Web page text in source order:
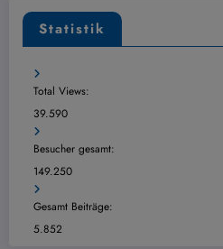
Statistik
Total Views:
39.590
Besucher gesamt:
149.250
Gesamt Beiträge:
5.852